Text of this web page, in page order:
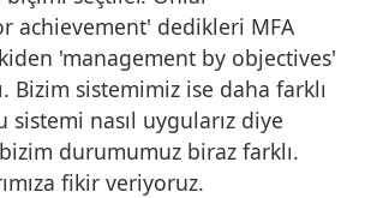
achievement' dedikleri MFA
'management by objectives'
Bizim sistemimiz ise daha farklı
sistemi nasıl uygularız diye
durumumuz biraz farklı.
fikir veriyoruz.